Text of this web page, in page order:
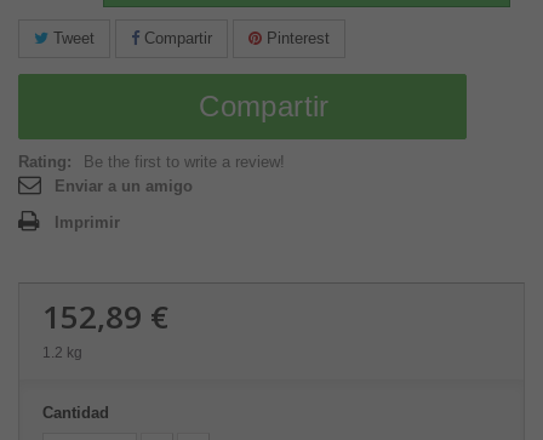
Tweet Compartir Pinterest
Compartir
Rating:
Be the first to write a review!
Enviar a un amigo
Imprimir
152,89 €
1.2 kg
Cantidad